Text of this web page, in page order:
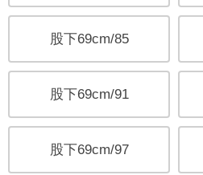
股下69cm/85
股下69cm/91
股下69cm/97